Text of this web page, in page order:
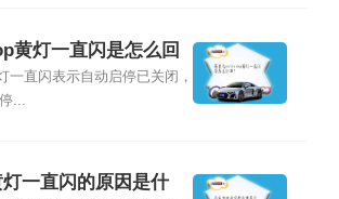
黄灯一直闪是怎么回
一直闪表示自动启停已关闭，
...
一直闪的原因是什